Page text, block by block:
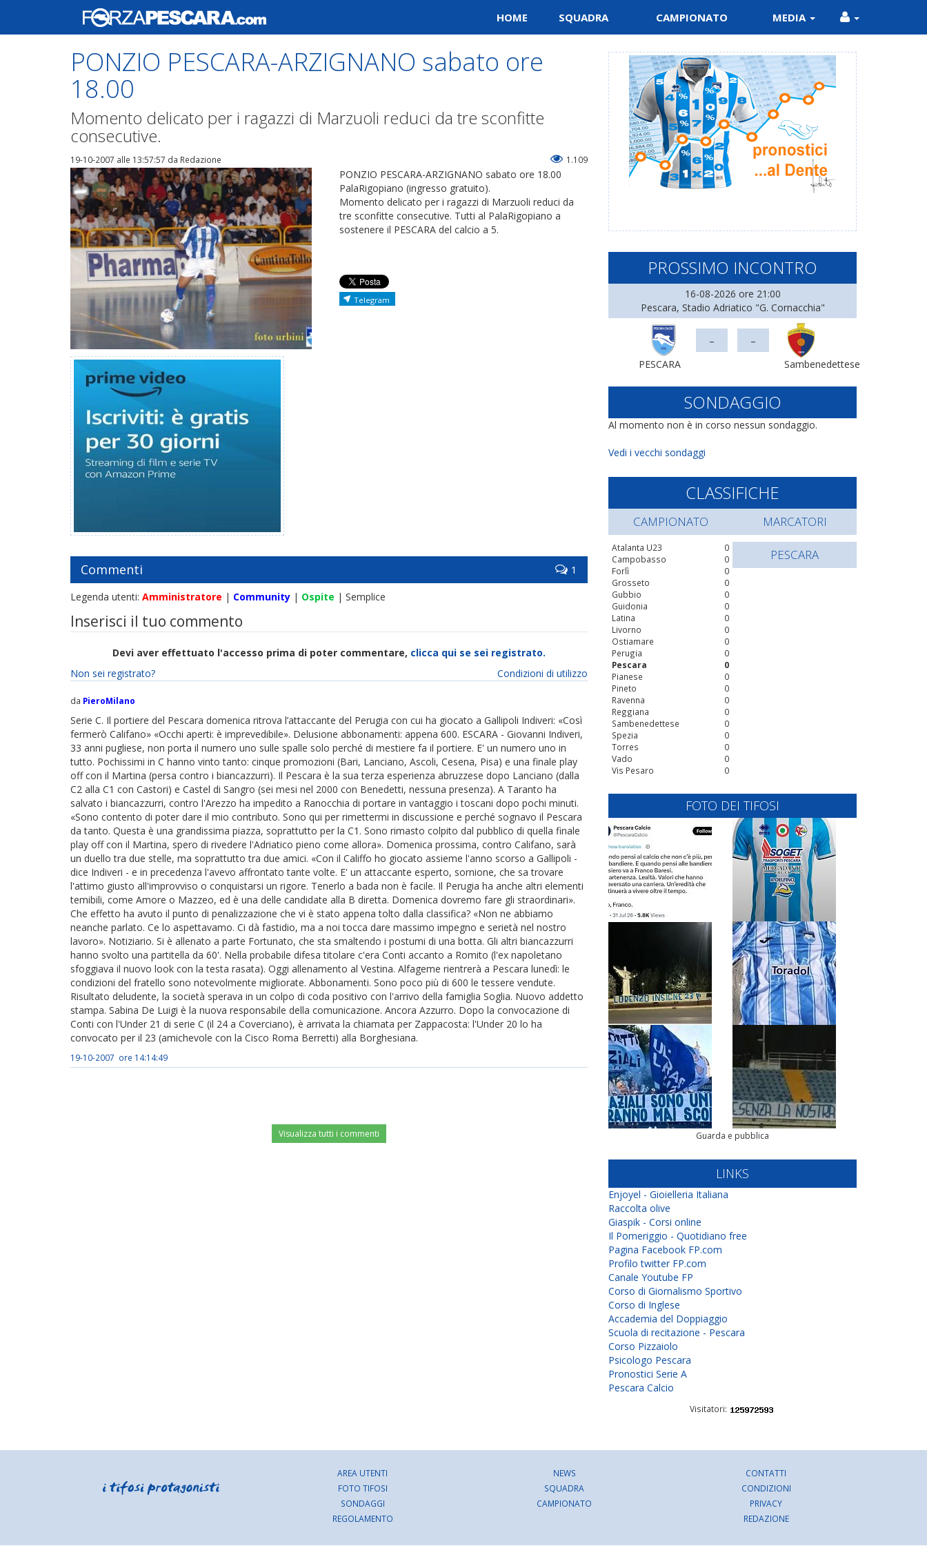
HOME SQUADRA CAMPIONATO MEDIA
PONZIO PESCARA-ARZIGNANO sabato ore
18.00
Momento delicato per i ragazzi di Marzuoli reduci da tre sconfitte
consecutive.
19-10-2007 alle 13:57:57 da Redazione 1.109
PONZIO PESCARA-ARZIGNANO sabato ore 18.00
PalaRigopiano (ingresso gratuito).
Momento delicato per i ragazzi di Marzuoli reduci da
tre sconfitte consecutive. Tutti al PalaRigopiano a
sostenere il PESCARA del calcio a 5.
Telegram
Commenti 1
Legenda utenti: Amministratore | Community | Ospite | Semplice
Inserisci il tuo commento
Devi aver effettuato l'accesso prima di poter commentare, clicca qui se sei registrato.
Condizioni di utilizzo
Non sei registrato?
da PieroMilano
Serie C. Il portiere del Pescara domenica ritrova l’attaccante del Perugia con cui ha giocato a Gallipoli Indiveri: «Così
fermerò Califano» «Occhi aperti: è imprevedibile». Delusione abbonamenti: appena 600. ESCARA - Giovanni Indiveri,
33 anni pugliese, non porta il numero uno sulle spalle solo perché di mestiere fa il portiere. E' un numero uno in
tutto. Pochissimi in C hanno vinto tanto: cinque promozioni (Bari, Lanciano, Ascoli, Cesena, Pisa) e una finale play
off con il Martina (persa contro i biancazzurri). Il Pescara è la sua terza esperienza abruzzese dopo Lanciano (dalla
C2 alla C1 con Castori) e Castel di Sangro (sei mesi nel 2000 con Benedetti, nessuna presenza). A Taranto ha
salvato i biancazzurri, contro l'Arezzo ha impedito a Ranocchia di portare in vantaggio i toscani dopo pochi minuti.
«Sono contento di poter dare il mio contributo. Sono qui per rimettermi in discussione e perché sognavo il Pescara
da tanto. Questa è una grandissima piazza, soprattutto per la C1. Sono rimasto colpito dal pubblico di quella finale
play off con il Martina, spero di rivedere l'Adriatico pieno come allora». Domenica prossima, contro Califano, sarà
un duello tra due stelle, ma soprattutto tra due amici. «Con il Califfo ho giocato assieme l'anno scorso a Gallipoli -
dice Indiveri - e in precedenza l'avevo affrontato tante volte. E' un attaccante esperto, sornione, che sa trovare
l'attimo giusto all'improvviso o conquistarsi un rigore. Tenerlo a bada non è facile. Il Perugia ha anche altri elementi
temibili, come Amore o Mazzeo, ed è una delle candidate alla B diretta. Domenica dovremo fare gli straordinari».
Che effetto ha avuto il punto di penalizzazione che vi è stato appena tolto dalla classifica? «Non ne abbiamo
neanche parlato. Ce lo aspettavamo. Ci dà fastidio, ma a noi tocca dare massimo impegno e serietà nel nostro
lavoro». Notiziario. Si è allenato a parte Fortunato, che sta smaltendo i postumi di una botta. Gli altri biancazzurri
hanno svolto una partitella da 60'. Nella probabile difesa titolare c'era Conti accanto a Romito (l'ex napoletano
sfoggiava il nuovo look con la testa rasata). Oggi allenamento al Vestina. Alfageme rientrerà a Pescara lunedì: le
condizioni del fratello sono notevolmente migliorate. Abbonamenti. Sono poco più di 600 le tessere vendute.
Risultato deludente, la società sperava in un colpo di coda positivo con l'arrivo della famiglia Soglia. Nuovo addetto
stampa. Sabina De Luigi è la nuova responsabile della comunicazione. Ancora Azzurro. Dopo la convocazione di
Conti con l'Under 21 di serie C (il 24 a Coverciano), è arrivata la chiamata per Zappacosta: l'Under 20 lo ha
convocato per il 23 (amichevole con la Cisco Roma Berretti) alla Borghesiana.
19-10-2007 ore 14:14:49
Visualizza tutti i commenti
PROSSIMO INCONTRO
16-08-2026 ore 21:00
Pescara, Stadio Adriatico "G. Cornacchia"
PESCARA
- -
Sambenedettese
SONDAGGIO
Al momento non è in corso nessun sondaggio.
Vedi i vecchi sondaggi
CLASSIFICHE
CAMPIONATO
0
Atalanta U23
0
Campobasso
0
Forlì
0
Grosseto
0
Gubbio
0
Guidonia
0
Latina
0
Livorno
0
Ostiamare
0
Perugia
0
Pescara
0
Pianese
0
Pineto
0
Ravenna
0
Reggiana
0
Sambenedettese
0
Spezia
0
Torres
0
Vado
0
Vis Pesaro
MARCATORI
PESCARA
FOTO DEI TIFOSI
Guarda e pubblica
LINKS
Enjoyel - Gioielleria Italiana
Raccolta olive
Giaspik - Corsi online
Il Pomeriggio - Quotidiano free
Pagina Facebook FP.com
Profilo twitter FP.com
Canale Youtube FP
Corso di Giornalismo Sportivo
Corso di Inglese
Accademia del Doppiaggio
Scuola di recitazione - Pescara
Corso Pizzaiolo
Psicologo Pescara
Pronostici Serie A
Pescara Calcio
Visitatori:
AREA UTENTI
FOTO TIFOSI
SONDAGGI
REGOLAMENTO
NEWS
SQUADRA
CAMPIONATO
CONTATTI
CONDIZIONI
PRIVACY
REDAZIONE